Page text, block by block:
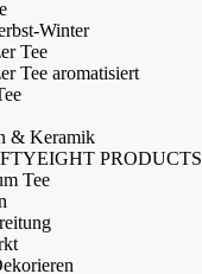
Winter
Tee
Tee aromatisiert
& Keramik
PRODUCTS
Tee